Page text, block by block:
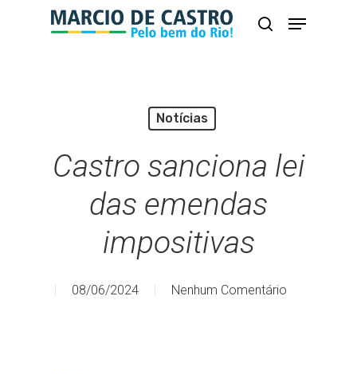
busca
Menu
Notícias
Castro sanciona lei
das emendas
impositivas
08/06/2024 Nenhum Comentário